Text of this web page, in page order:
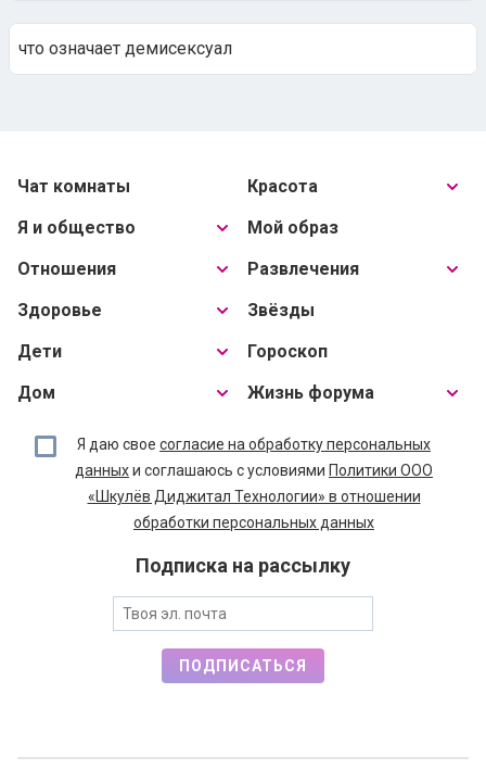
что означает демисексуал
Чат комнаты
Я и общество
Отношения
Здоровье
Дети
Дом
Красота
Мой образ
Развлечения
Звёзды
Гороскоп
Жизнь форума
Я даю свое согласие на обработку персональных
данныхи соглашаюсь с условиями Политики ООО
«Шкулёв Диджитал Технологии» в отношении
обработки персональных данных
Подписка на рассылку
ПОДПИСАТЬСЯ